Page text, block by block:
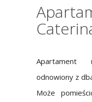
Apartament
odnowiony z
Może